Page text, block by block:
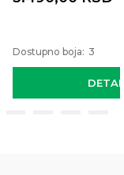
Dostupno boja: 3